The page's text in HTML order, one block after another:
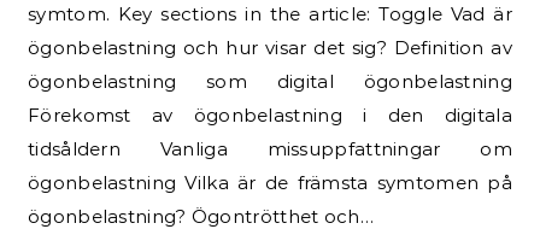
symtom. Key sections in the article: Toggle Vad är
ögonbelastning och hur visar det sig? Definition av
ögonbelastning som digital ögonbelastning
Förekomst av ögonbelastning i den digitala
tidsåldern Vanliga missuppfattningar om
ögonbelastning Vilka är de främsta symtomen på
ögonbelastning? Ögontrötthet och…